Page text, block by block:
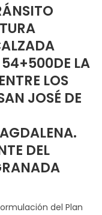
54+500DE LA
LOS
JOSÉ DE
DEL
del Plan